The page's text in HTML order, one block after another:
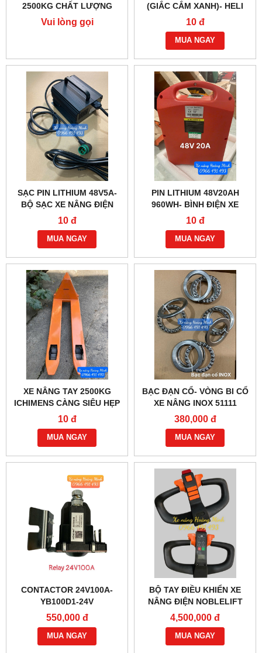
2500KG CHẤT LƯỢNG
CAO
Vui lòng gọi
(GIẮC CẮM XANH)- HELI
CBD20J-LI3
10 đ
MUA NGAY
SẠC PIN LITHIUM 48V5A-
BỘ SẠC XE NÂNG ĐIỆN
HELI CBD20J-LI
10 đ
MUA NGAY
PIN LITHIUM 48V20AH
960WH- BÌNH ĐIỆN XE
NÂNG HELI
10 đ
MUA NGAY
XE NÂNG TAY 2500KG
ICHIMENS CÀNG SIÊU HẸP
XT450-1150MM
10 đ
MUA NGAY
BẠC ĐẠN CỔ- VÒNG BI CỔ
XE NÂNG INOX 51111
380,000 đ
MUA NGAY
CONTACTOR 24V100A-
YB100D1-24V
550,000 đ
MUA NGAY
BỘ TAY ĐIỀU KHIỂN XE
NÂNG ĐIỆN NOBLELIFT
PTE20-C YXS01-01
4,500,000 đ
MUA NGAY